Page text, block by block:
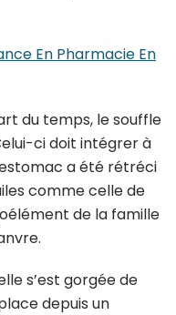
En Pharmacie En
du temps, le souffle
ci doit intégrer à
a été rétréci
comme celle de
de la famille
s’est gorgée de
depuis un